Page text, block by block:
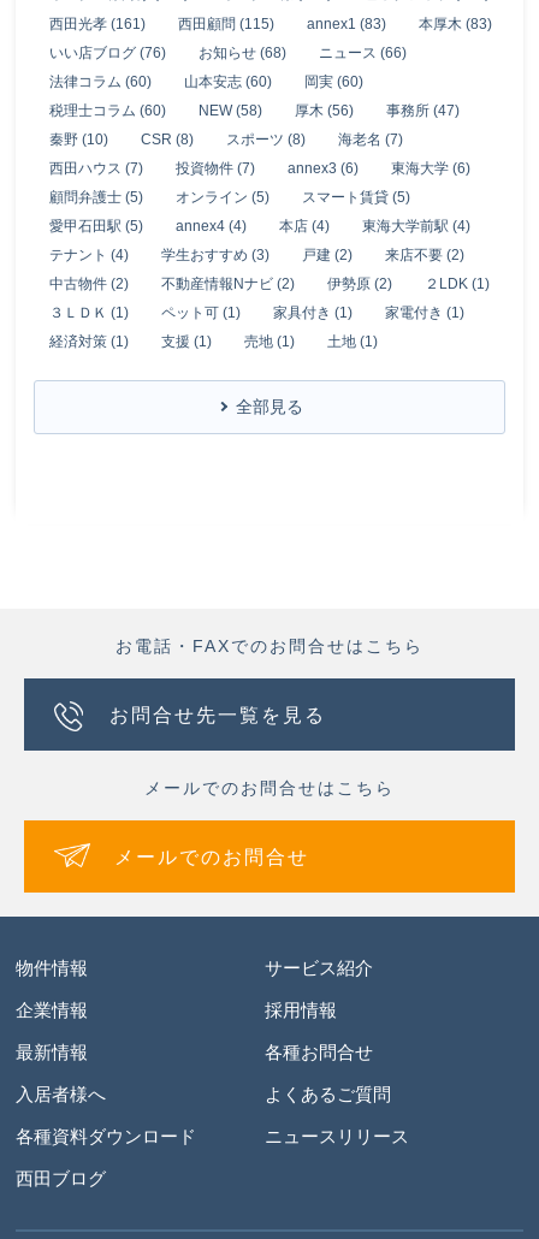
西田光孝 (161)
西田顧問 (115) annex1 (83)
本厚木 (83)
いい店ブログ (76)
お知らせ (68)
ニュース (66)
法律コラム (60)
山本安志 (60)
岡実 (60)
税理士コラム (60)
NEW (58) 厚木 (56)
事務所 (47)
秦野 (10)
CSR (8) スポーツ (8)
海老名 (7)
西田ハウス (7)
投資物件 (7) annex3 (6)
東海大学 (6)
顧問弁護士 (5)
オンライン (5)
スマート賃貸 (5)
愛甲石田駅 (5)
annex4 (4) 本店 (4)
東海大学前駅 (4)
テナント (4)
学生おすすめ (3) 戸建 (2)
来店不要 (2)
中古物件 (2)
不動産情報Nナビ (2) 伊勢原 (2)
２LDK (1)
３ＬＤＫ (1)
ペット可 (1) 家具付き (1)
家電付き (1)
経済対策 (1)
支援 (1) 売地 (1) 土地 (1)
全部見る
お電話・FAXでのお問合せはこちら
お問合せ先一覧を見る
メールでのお問合せはこちら
メールでのお問合せ
物件情報 サービス紹介
企業情報 採用情報
最新情報 各種お問合せ
入居者様へ よくあるご質問
各種資料ダウンロード ニュースリリース
西田ブログ